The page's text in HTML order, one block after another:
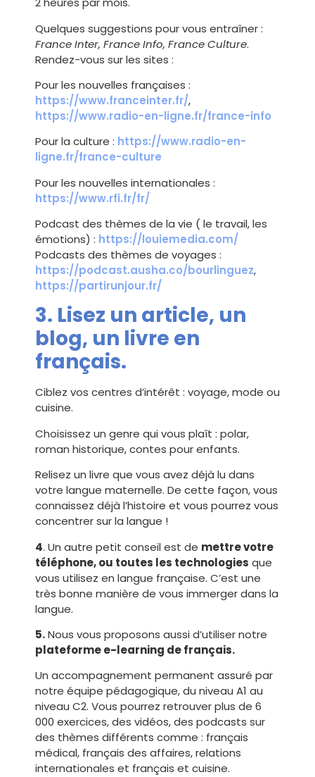
Quelques suggestions pour vous entraîner :
France Inter, France Info, France Culture.
Rendez-vous sur les sites :
Pour les nouvelles françaises :
https://www.franceinter.fr/,
https://www.radio-en-ligne.fr/france-info
Pour la culture : https://www.radio-en-
ligne.fr/france-culture
Pour les nouvelles internationales :
https://www.rfi.fr/fr/
Podcast des thèmes de la vie ( le travail, les
émotions) : https://louiemedia.com/
Podcasts des thèmes de voyages :
https://podcast.ausha.co/bourlinguez,
https://partirunjour.fr/
3. Lisez un article, un
blog, un livre en
français.
Ciblez vos centres d’intérêt : voyage, mode ou
cuisine.
Choisissez un genre qui vous plaît : polar,
roman historique, contes pour enfants.
Relisez un livre que vous avez déjà lu dans
votre langue maternelle. De cette façon, vous
connaissez déjà l’histoire et vous pourrez vous
concentrer sur la langue !
4. Un autre petit conseil est de mettre votre
téléphone, ou toutes les technologies que
vous utilisez en langue française. C’est une
très bonne manière de vous immerger dans la
langue.
5.Nous vous proposons aussi d’utiliser notre
plateforme e-learning de français.
Un accompagnement permanent assuré par
notre équipe pédagogique, du niveau A1 au
niveau C2. Vous pourrez retrouver plus de 6
000 exercices, des vidéos, des podcasts sur
des thèmes différents comme : français
médical, français des affaires, relations
internationales et français et cuisine.